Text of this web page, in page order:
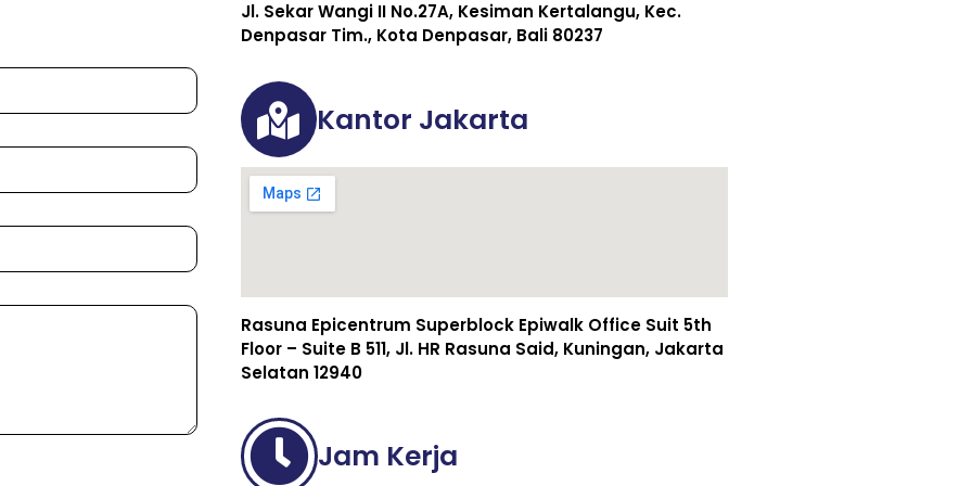
Jl. Sekar Wangi II No.27A, Kesiman Kertalangu, Kec.
Denpasar Tim., Kota Denpasar, Bali 80237
Kantor Jakarta
Rasuna Epicentrum Superblock Epiwalk Office Suit 5th
Floor – Suite B 511, Jl. HR Rasuna Said, Kuningan, Jakarta
Selatan 12940
Jam Kerja